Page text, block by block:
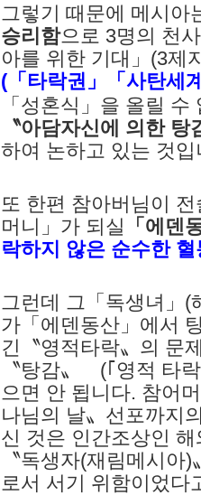
그렇기 때문에 메시아
승리함으로 3명의 천
아를 위한 기대」(3제
( 「 타락권 」「 사탄세
「성혼식」을 올릴
〝아담자신에 의한 탕
하여 논하고 있는 것입
또 한편 참아버님이
머니」가 되실
「 에덴
락하지 않은 순수한 혈
그런데 그「독생녀」
가「에덴동산」에서
긴〝영적타락〟의 문
〝탕감〟 (｢영적 타
으면 안 됩니다. 참어
나님의 날〟선포까지
신 것은 인간조상인
〝독생자(재림메시아
로서 서기 위함이었다